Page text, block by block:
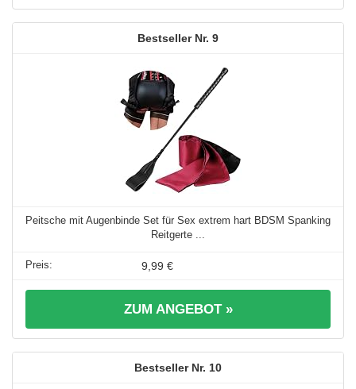
9
Peitsche mit Augenbinde Set für Sex extrem hart BDSM Spanking
Reitgerte ...
9,99 €
ZUM ANGEBOT »
10